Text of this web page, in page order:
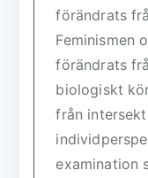
förändrats
Feminismen
förändrats
biologiskt
från
examination